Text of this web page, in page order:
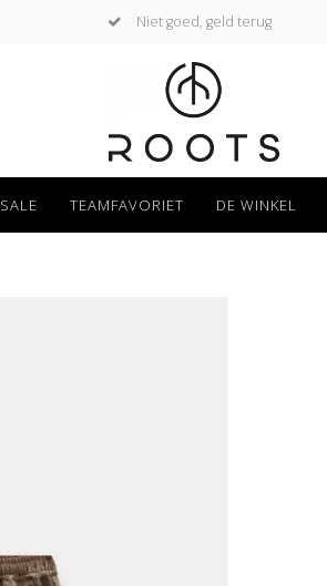
Niet goed, geld terug
SALE TEAMFAVORIET DE WINKEL